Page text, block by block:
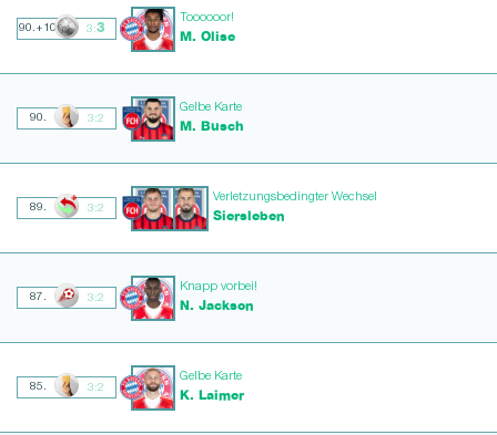
90.+10 3:3
Toooooor!
M. Olise
90. 3:2
Gelbe Karte
M. Busch
89. 3:2
Verletzungsbedingter Wechsel
Siersleben
87. 3:2
Knapp vorbei!
N. Jackson
85. 3:2
Gelbe Karte
K. Laimer